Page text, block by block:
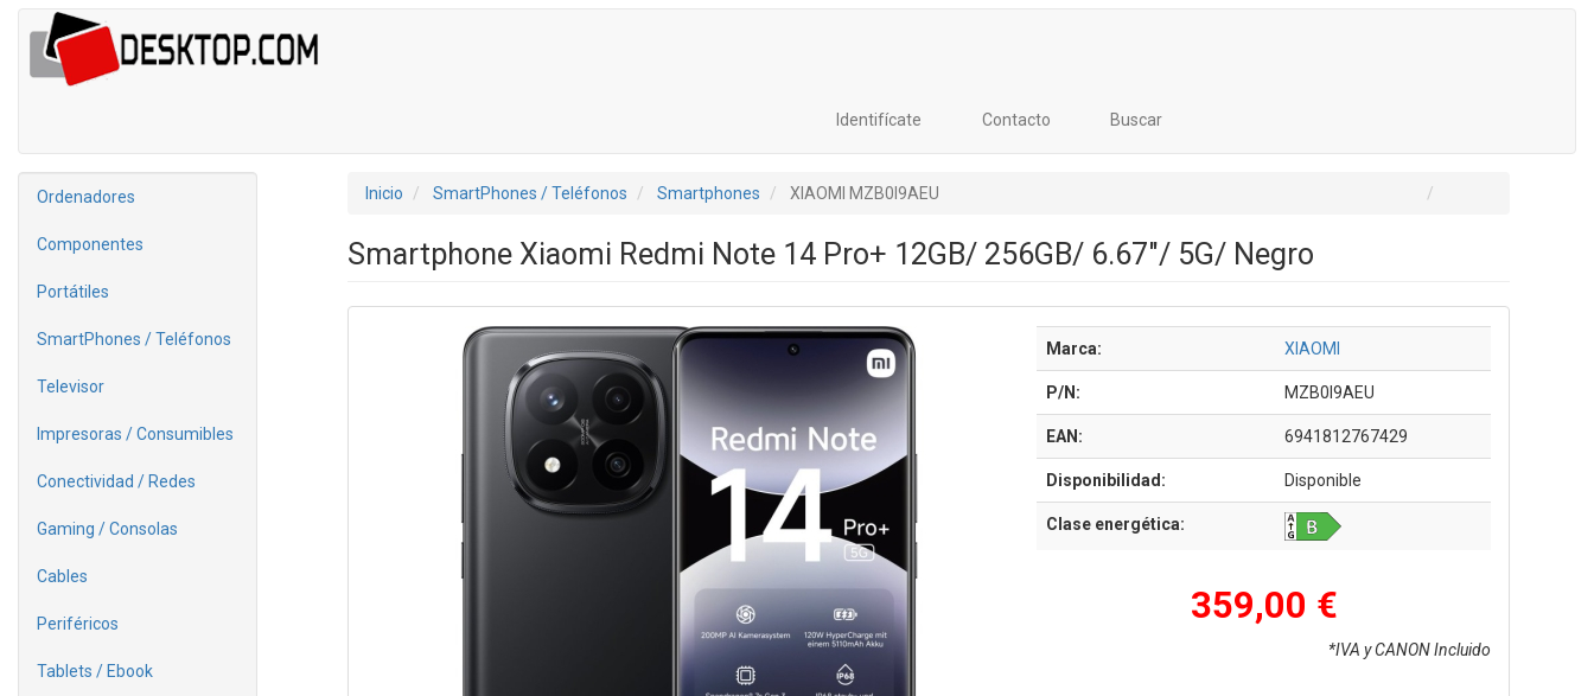
Identifícate Contacto Buscar
Ordenadores
Componentes
Portátiles
SmartPhones / Teléfonos
Televisor
Impresoras / Consumibles
Conectividad / Redes
Gaming / Consolas
Cables
Periféricos
Tablets / Ebook
Inicio SmartPhones / Teléfonos Smartphones XIAOMI MZB0I9AEU
Smartphone Xiaomi Redmi Note 14 Pro+ 12GB/ 256GB/ 6.67"/ 5G/ Negro
Marca: XIAOMI
P/N: MZB0I9AEU
EAN: 6941812767429
Disponibilidad: Disponible
Clase energética:
359,00 €
*IVA y CANON Incluido